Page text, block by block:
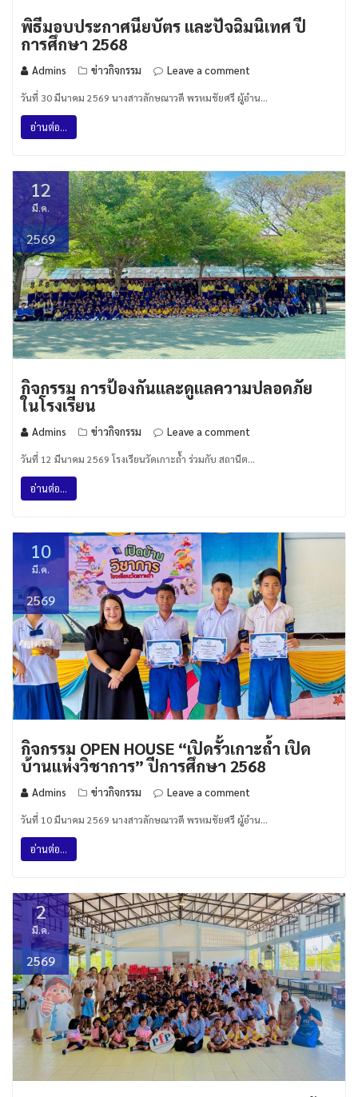
พิธีมอบประกาศนียบัตร และปัจฉิมนิเทศ ปี
การศึกษา 2568
Admins ข่าวกิจกรรม Leave a comment
วันที่ 30 มีนาคม 2569 นางสาวลักษณาวดี พรหมชัยศรี ผู้อำน…
อ่านต่อ...
12
มี.ค.
2569
กิจกรรม การป้องกันและดูแลความปลอดภัย
ในโรงเรียน
Admins ข่าวกิจกรรม Leave a comment
วันที่ 12 มีนาคม 2569 โรงเรียนวัดเกาะถ้ำ ร่วมกับ สถานีต…
อ่านต่อ...
10
มี.ค.
2569
กิจกรรม OPEN HOUSE “เปิดรั้วเกาะถ้ำ เปิด
บ้านแห่งวิชาการ” ปีการศึกษา 2568
Admins ข่าวกิจกรรม Leave a comment
วันที่ 10 มีนาคม 2569 นางสาวลักษณาวดี พรหมชัยศรี ผู้อำน…
อ่านต่อ...
2
มี.ค.
2569